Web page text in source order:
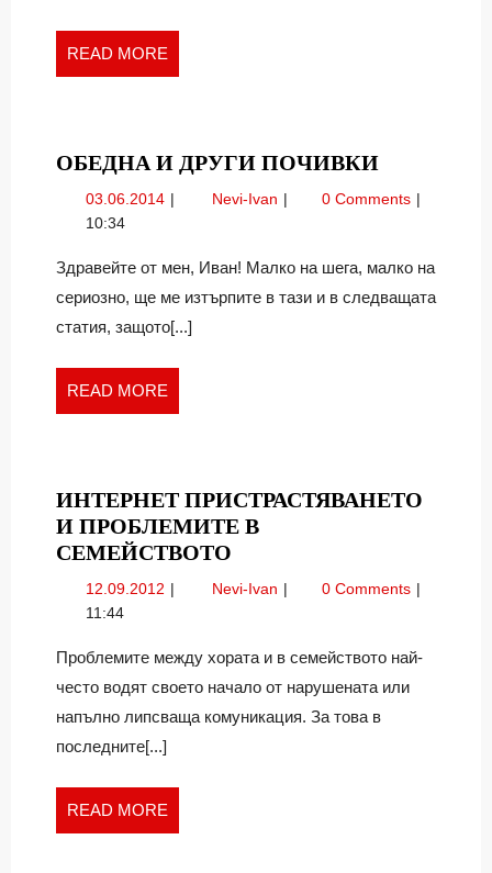
READ MORE
MORE
ОБЕДНА И ДРУГИ ПОЧИВКИОБЕДНА
ДРУГИ
03.06.2014 03.06.2014Nevi-Ivan Обедна
почивки
0 Comments
10:34
Здравейте от мен, Иван! Малко на шега, малко на
сериозно, ще ме изтърпите в тази и в следващата
статия, защото[...]
READ MORE
MORE
ИНТЕРНЕТ ПРИСТРАСТЯВАНЕТО
И ПРОБЛЕМИТЕ В
СЕМЕЙСТВОТО
ПРИСТРАСТЯВАНЕТО
В
СЕМЕЙСТВОТО
12.09.2012 12.09.2012Nevi-Ivan Интернет
проблемите
семейството
0 Comments
11:44
Проблемите между хората и в семейството най-
често водят своето начало от нарушената или
напълно липсваща комуникация. За това в
последните[...]
READ MORE
MORE